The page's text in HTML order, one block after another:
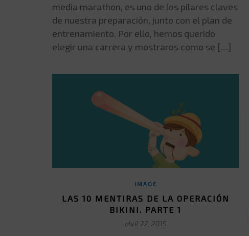
media marathon, es uno de los pilares claves
de nuestra preparación, junto con el plan de
entrenamiento. Por ello, hemos querido
elegir una carrera y mostraros como se […]
IMAGE
LAS 10 MENTIRAS DE LA OPERACIÓN
BIKINI. PARTE 1
abril 22, 2019